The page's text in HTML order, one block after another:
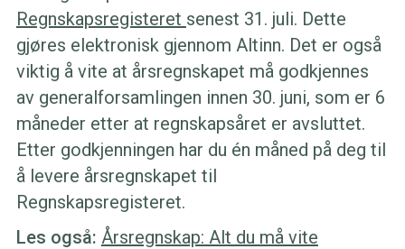
Regnskapsregisteret senest 31. juli. Dette
gjøres elektronisk gjennom Altinn. Det er også
viktig å vite at årsregnskapet må godkjennes
av generalforsamlingen innen 30. juni, som er 6
måneder etter at regnskapsåret er avsluttet.
Etter godkjenningen har du én måned på deg til
å levere årsregnskapet til
Regnskapsregisteret.
Les også: Årsregnskap: Alt du må vite